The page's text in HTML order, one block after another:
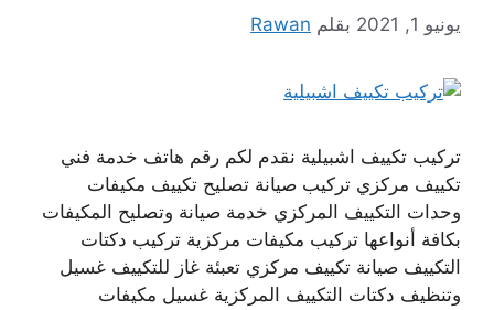
يونيو 1, 2021 بقلم Rawan
تركيب تكييف اشبيلية نقدم لكم رقم هاتف خدمة فني
تكييف مركزي تركيب صيانة تصليح تكييف مكيفات
وحدات التكييف المركزي خدمة صيانة وتصليح المكيفات
بكافة أنواعها تركيب مكيفات مركزية تركيب دكتات
التكييف صيانة تكييف مركزي تعبئة غاز للتكييف غسيل
وتنظيف دكتات التكييف المركزية غسيل مكيفات